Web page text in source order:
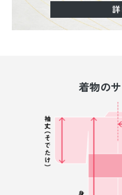
詳
着物の